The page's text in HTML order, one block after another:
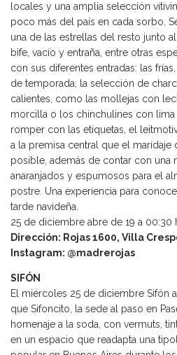
locales y una amplia selección
poco más del país en cada sorbo.
una de las estrellas del resto junto
bife, vacío y entraña, entre otras
con sus diferentes entradas: las
de temporada; la selección de
calientes, como las mollejas con
morcilla o los chinchulines con
romper con las etiquetas, el
a la premisa central que el maridaje
posible, además de contar con una
anaranjados y espumosos para el
postre. Una experiencia para
tarde navideña.
25 de diciembre abre de 19 a 00:30
Dirección: Rojas 1600, Villa
Instagram: @madrerojas
SIFÓN
El miércoles 25 de diciembre Sifón
que Sifoncito, la sede al paso en
homenaje a la soda, con vermuts,
en un espacio que readapta una